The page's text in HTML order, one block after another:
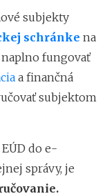
subjekty
schránke na
naplno fungovať
a finančná
subjektom
do e-
správy, je